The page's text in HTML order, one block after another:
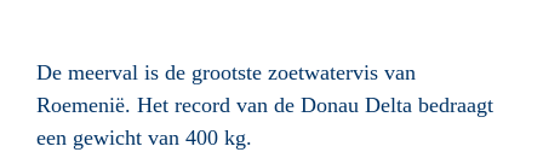
De meerval is de grootste zoetwatervis van
Roemenië. Het record van de Donau Delta bedraagt
een gewicht van 400 kg.